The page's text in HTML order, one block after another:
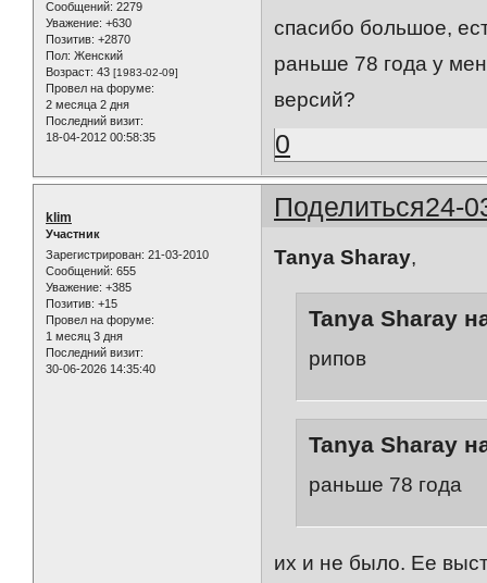
Сообщений: 2279
Уважение: +630
Позитив: +2870
Пол: Женский
Возраст: 43 [1983-02-09]
Провел на форуме:
2 месяца 2 дня
Последний визит:
18-04-2012 00:58:35
спасибо большое,
раньше 78 года у
версий?
0
Поделиться24-
klim
Участник
Зарегистрирован: 21-03-2010
Сообщений: 655
Уважение: +385
Позитив: +15
Провел на форуме:
1 месяц 3 дня
Последний визит:
30-06-2026 14:35:40
Tanya Sharay,
Tanya Sharay
рипов
Tanya Sharay
раньше 78 года
их и не было. Ее